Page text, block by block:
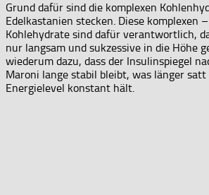
Grund dafür sind die komplexen
Edelkastanien stecken. Diese komplexen
Kohlehydrate sind dafür verantwortlich,
nur langsam und sukzessive in die Höhe
wiederum dazu, dass der Insulinspiegel
Maroni lange stabil bleibt, was länger
Energielevel konstant hält.